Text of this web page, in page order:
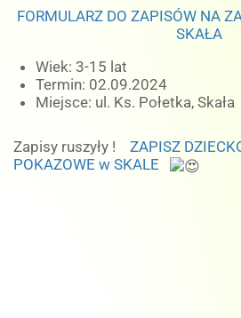
FORMULARZ DO ZAPISÓW NA
SKAŁA
Wiek: 3-15 lat
Termin: 02.09.2024
Miejsce: ul. Ks. Połetka, Skała
Zapisy ruszyły ! ZAPISZ
POKAZOWE w SKALE